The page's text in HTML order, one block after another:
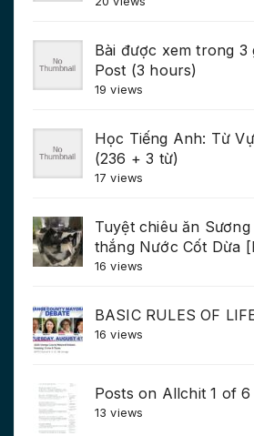
Bài được xem trong 3
Post (3 hours)
19 views
Học Tiếng Anh: Từ
(236 + 3 từ)
17 views
Tuyệt chiêu ăn
thắng Nước Cốt Dừa
16 views
BASIC RULES OF
16 views
Posts on Allchit 1 of 6
13 views